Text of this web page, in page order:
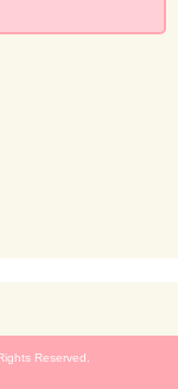
Reserved.